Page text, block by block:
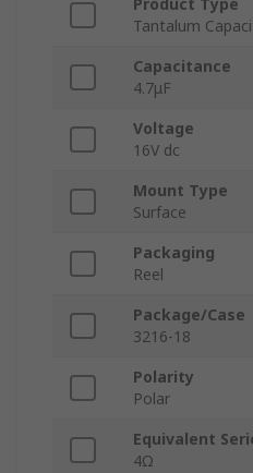
Product Type
Tantalum
Capacitance
4.7μF
Voltage
16V dc
Mount Type
Surface
Packaging
Reel
Package/Case
3216-18
Polarity
Polar
Equivalent
4Ω